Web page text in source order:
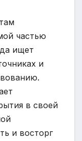
частью
ищет
и
в своей
и восторг